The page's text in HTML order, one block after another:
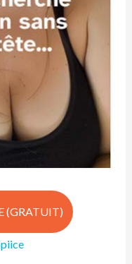
(GRATUIT)